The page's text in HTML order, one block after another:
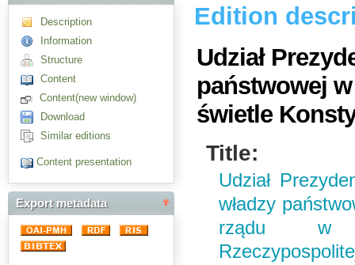
Description
Information
Structure
Content
Content(new window)
Download
Similar editions
Content presentation
Export metadata
Edition
Udział
państwowej
świetle
Title:
Udział
władzy
rządu w